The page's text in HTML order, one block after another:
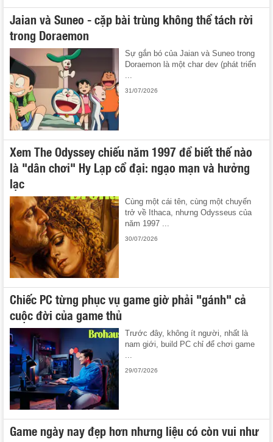
Jaian và Suneo - cặp bài trùng không thể tách rời
trong Doraemon
Sự gắn bó của Jaian và Suneo trong
Doraemon là một char dev (phát triển
...
31/07/2026
Xem The Odyssey chiếu năm 1997 để biết thế nào
là "dân chơi" Hy Lạp cổ đại: ngạo mạn và hưởng
lạc
Cùng một cái tên, cùng một chuyến
trở về Ithaca, nhưng Odysseus của
năm 1997 ...
30/07/2026
Chiếc PC từng phục vụ game giờ phải "gánh" cả
cuộc đời của game thủ
Trước đây, không ít người, nhất là
nam giới, build PC chỉ để chơi game
...
29/07/2026
Game ngày nay đẹp hơn nhưng liệu có còn vui như